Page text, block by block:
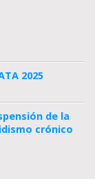
2025
de la
crónico